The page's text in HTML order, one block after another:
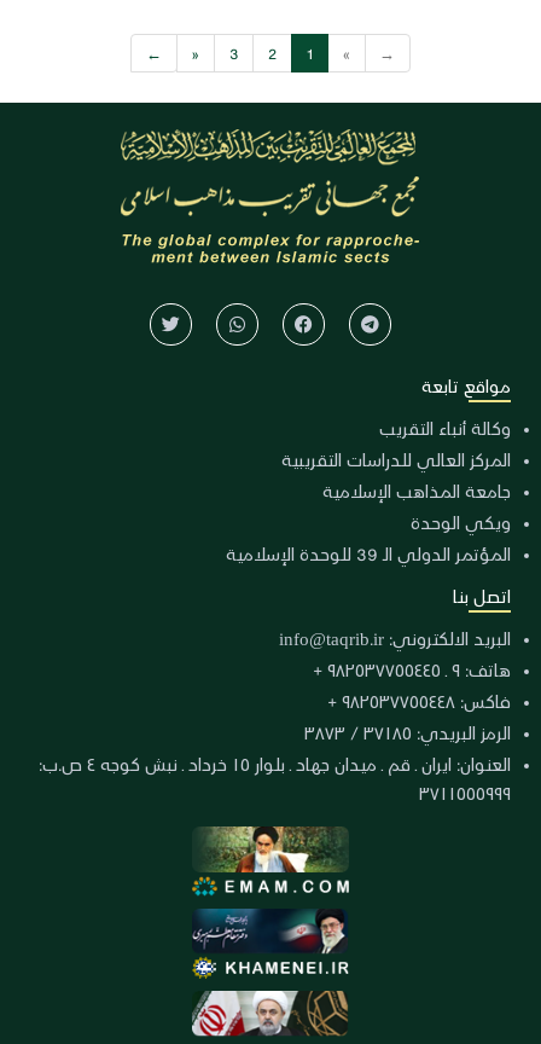
→
»
1
2
3
«
←
مواقع تابعة
وكالة أنباء التقريب
المركز العالي للدراسات التقريبية
جامعة المذاهب الإسلامية
ويكي الوحدة
المؤتمر الدولي الـ 39 للوحدة الإسلامية
اتصل بنا
البريد الالكتروني: info@taqrib.ir
هاتف: ٩ ـ ٩٨٢٥٣٧٧٥٥٤٤٥ +
فاكس: ٩٨٢٥٣٧٧٥٥٤٤٨ +
الرمز البريدي: ٣٧١٨٥ / ٣٨٧٣
العنوان: ايران ـ قم ـ ميدان جهاد ـ بلوار ١٥ خرداد ـ نبش كوجه ٤ ص.ب:
٣٧١١٥٥٥٩٩٩